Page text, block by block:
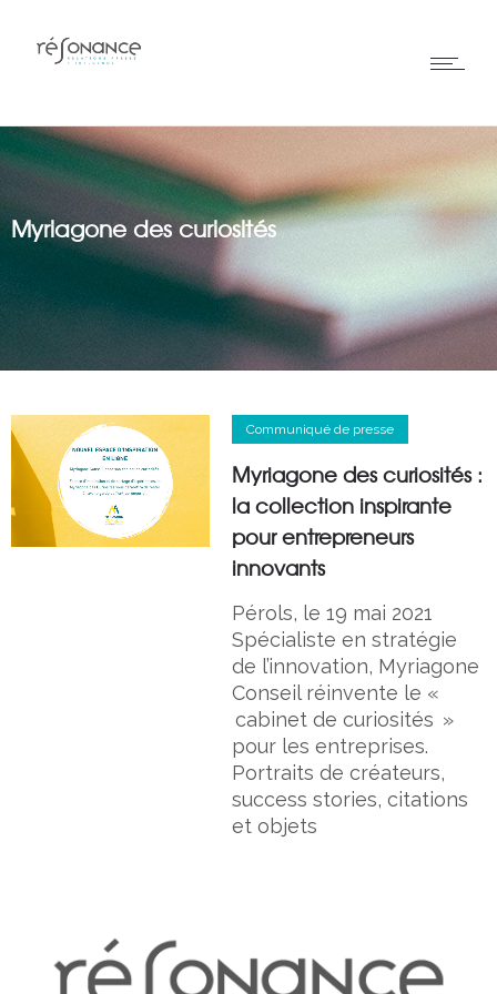
Myriagone des curiosités
Communiqué de presse
Myriagone des curiosités :
la collection inspirante
pour entrepreneurs
innovants
Pérols, le 19 mai 2021
Spécialiste en stratégie
de l’innovation, Myriagone
Conseil réinvente le «
cabinet de curiosités »
pour les entreprises.
Portraits de créateurs,
success stories, citations
et objets